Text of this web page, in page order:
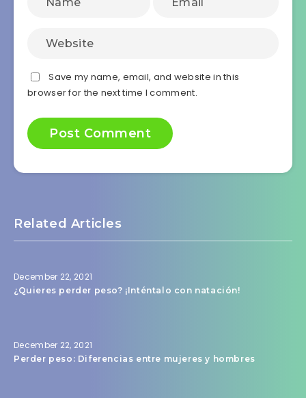
Save my name, email, and website in this
browser for the next time I comment.
Related Articles
December 22, 2021
¿Quieres perder peso? ¡Inténtalo con natación!
December 22, 2021
Perder peso: Diferencias entre mujeres y hombres